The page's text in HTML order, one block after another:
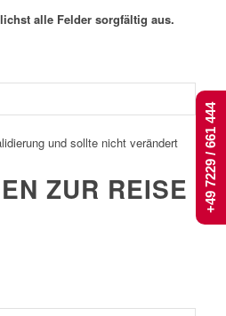
alle Felder sorgfältig aus.
und sollte nicht verändert
ZUR REISE +49 7229 / 661 444